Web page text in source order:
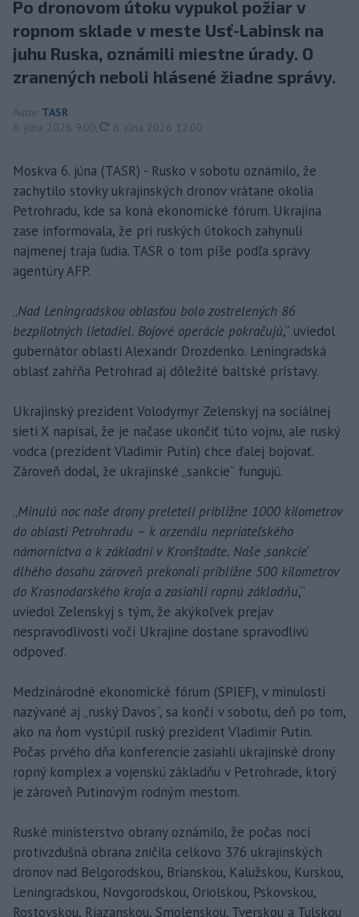
Po dronovom útoku vypukol požiar v
ropnom sklade v meste Usť-Labinsk na
juhu Ruska, oznámili miestne úrady. O
zranených neboli hlásené žiadne správy.
Autor TASR
6. júna 2026 9:00
aktualizované
6. júna 2026 12:00
Moskva 6. júna (TASR) - Rusko v sobotu oznámilo, že
zachytilo stovky ukrajinských dronov vrátane okolia
Petrohradu, kde sa koná ekonomické fórum. Ukrajina
zase informovala, že pri ruských útokoch zahynuli
najmenej traja ľudia. TASR o tom píše podľa správy
agentúry AFP.
„Nad Leningradskou oblasťou bolo zostrelených 86
bezpilotných lietadiel. Bojové operácie pokračujú,“ uviedol
gubernátor oblasti Alexandr Drozdenko. Leningradská
oblasť zahŕňa Petrohrad aj dôležité baltské prístavy.
Ukrajinský prezident Volodymyr Zelenskyj na sociálnej
sieti X napísal, že je načase ukončiť túto vojnu, ale ruský
vodca (prezident Vladimir Putin) chce ďalej bojovať.
Zároveň dodal, že ukrajinské „sankcie“ fungujú.
„Minulú noc naše drony preleteli približne 1000 kilometrov
do oblasti Petrohradu – k arzenálu nepriateľského
námorníctva a k základni v Kronštadte. Naše ‚sankcie‘
dlhého dosahu zároveň prekonali približne 500 kilometrov
do Krasnodarského kraja a zasiahli ropnú základňu,“
uviedol Zelenskyj s tým, že akýkoľvek prejav
nespravodlivosti voči Ukrajine dostane spravodlivú
odpoveď.
Medzinárodné ekonomické fórum (SPIEF), v minulosti
nazývané aj „ruský Davos“, sa končí v sobotu, deň po tom,
ako na ňom vystúpil ruský prezident Vladimir Putin.
Počas prvého dňa konferencie zasiahli ukrajinské drony
ropný komplex a vojenskú základňu v Petrohrade, ktorý
je zároveň Putinovým rodným mestom.
Ruské ministerstvo obrany oznámilo, že počas noci
protivzdušná obrana zničila celkovo 376 ukrajinských
dronov nad Belgorodskou, Brianskou, Kalužskou, Kurskou,
Leningradskou, Novgorodskou, Oriolskou, Pskovskou,
Rostovskou, Riazanskou, Smolenskou, Tverskou a Tulskou